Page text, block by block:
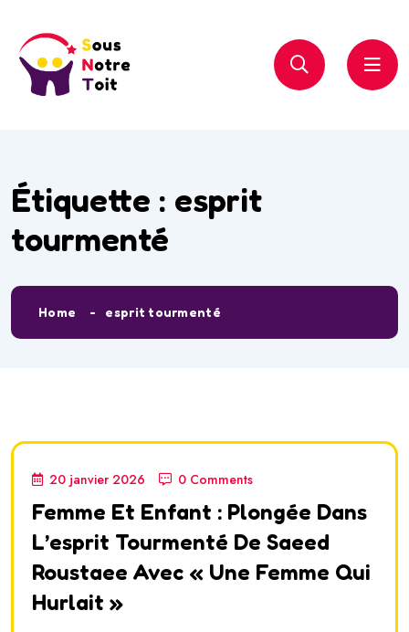
Étiquette : esprit
tourmenté
Home esprit tourmenté
20 janvier 2026 0 Comments
Femme Et Enfant : Plongée Dans
L’esprit Tourmenté De Saeed
Roustaee Avec « Une Femme Qui
Hurlait »